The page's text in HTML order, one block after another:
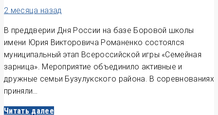
2 месяца назад
В преддверии Дня России на базе Боровой школы
имени Юрия Викторовича Романенко состоялся
муниципальный этап Всероссийской игры «Семейная
зарница». Мероприятие объединило активные и
дружные семьи Бузулукского района. В соревнованиях
приняли…
Читать далее